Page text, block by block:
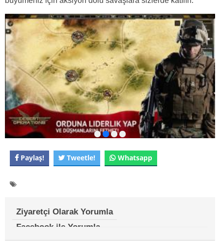
Paylaş! Tweetle! Whatsapp
Ziyaretçi Olarak Yorumla
Facebook ile Yorumla